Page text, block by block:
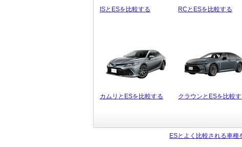
ISとESを比較する RCとESを比較する
カムリとESを比較する クラウンとESを比較
ESとよく比較される車種